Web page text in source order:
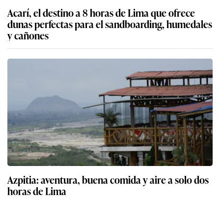
Acarí, el destino a 8 horas de Lima que ofrece
dunas perfectas para el sandboarding, humedales
y cañones
Azpitia: aventura, buena comida y aire a solo dos
horas de Lima